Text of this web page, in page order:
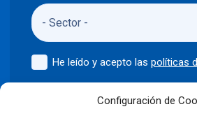
Configuración de
He leído y acepto laspolíticas
Enviar